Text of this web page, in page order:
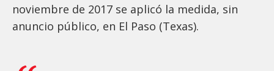
noviembre de 2017 se aplicó la medida, sin
anuncio público, en El Paso (Texas).